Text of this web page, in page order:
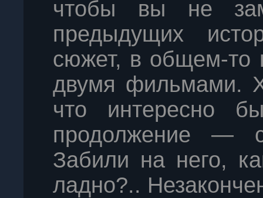
чтобы вы не
предыдущих
сюжет, в общем-то
двумя фильмами.
что интересно
продолжение —
Забили на него,
ладно?..